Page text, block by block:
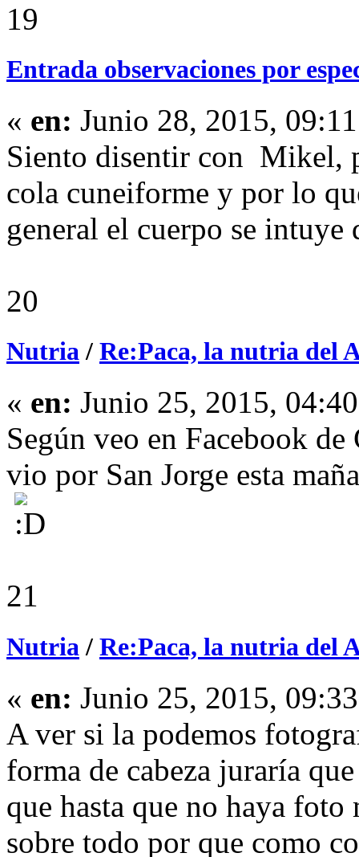
19
Entrada observaciones por
« en: Junio 28, 2015,
Siento disentir con Mikel,
cola cuneiforme y por lo
general el cuerpo se
20
Nutria/ Re:Paca, la nutria del
« en: Junio 25, 2015,
Según veo en Facebook
vio por San Jorge esta
21
Nutria / Re:Paca, la nutria del
« en: Junio 25, 2015,
A ver si la podemos
forma de cabeza juraría
que hasta que no haya
sobre todo por que como